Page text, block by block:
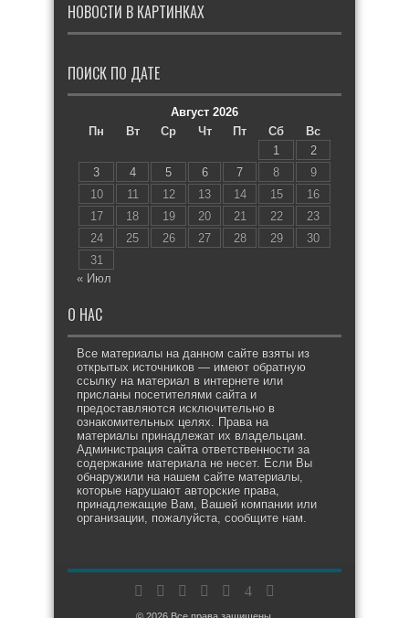
НОВОСТИ В КАРТИНКАХ
ПОИСК ПО ДАТЕ
Август 2026
Пн
Вт Ср Чт Пт Сб
Вс
1
2
3
4 5 6 7 8
9
10
11 12 13 14 15
16
17
18 19 20 21 22
23
24
25 26 27 28 29
30
31
« Июл
О НАС
Все материалы на данном сайте взяты из
открытых источников — имеют обратную
ссылку на материал в интернете или
присланы посетителями сайта и
предоставляются исключительно в
ознакомительных целях. Права на
материалы принадлежат их владельцам.
Администрация сайта ответственности за
содержание материала не несет. Если Вы
обнаружили на нашем сайте материалы,
которые нарушают авторские права,
принадлежащие Вам, Вашей компании или
организации, пожалуйста, сообщите нам.